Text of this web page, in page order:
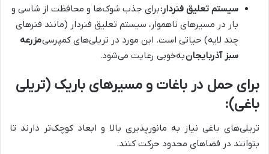
سیستم تعلیق فنردار:برای جذب شوک‌ها و محافظت از شاسی و
بار در مسیرهای ناهموار، سیستم تعلیق فنردار (مانند فنرهای
چند لایه) حیاتی است. این مورد در تریلی‌های کمپرسیمزرعه
سبز آذربایجانبه‌خوبی رعایت می‌شود.
برای حمل در باغات و مسیرهای باریک (تریلی
باغی):
تریلی‌های باغی نیاز به مانورپذیری بالا و ابعاد کوچک‌تر دارند تا
بتوانند در فضاهای محدود حرکت کنند.